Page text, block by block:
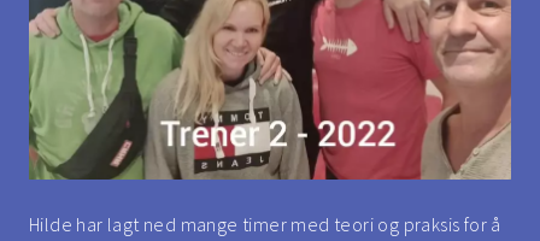
Hilde har lagt ned mange timer med teori og praksis for å